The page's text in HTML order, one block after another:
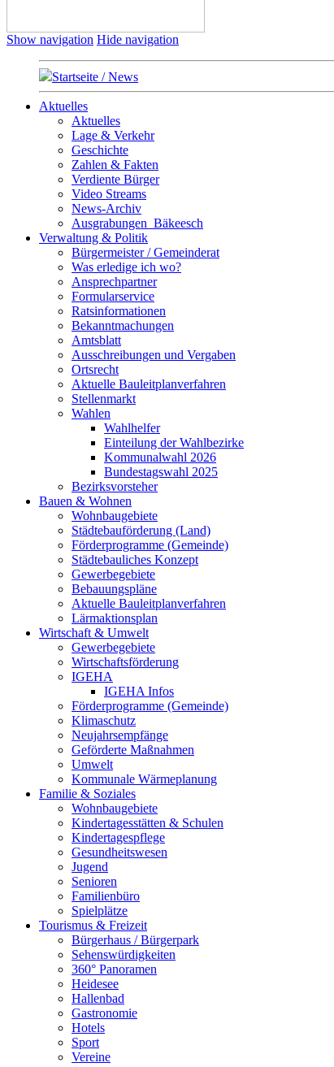
Show navigation Hide navigation
Startseite / News
Aktuelles
Aktuelles
Lage & Verkehr
Geschichte
Zahlen & Fakten
Verdiente Bürger
Video Streams
News-Archiv
Ausgrabungen_Bäkeesch
Verwaltung & Politik
Bürgermeister / Gemeinderat
Was erledige ich wo?
Ansprechpartner
Formularservice
Ratsinformationen
Bekanntmachungen
Amtsblatt
Ausschreibungen und Vergaben
Ortsrecht
Aktuelle Bauleitplanverfahren
Stellenmarkt
Wahlen
Wahlhelfer
Einteilung der Wahlbezirke
Kommunalwahl 2026
Bundestagswahl 2025
Bezirksvorsteher
Bauen & Wohnen
Wohnbaugebiete
Städtebauförderung (Land)
Förderprogramme (Gemeinde)
Städtebauliches Konzept
Gewerbegebiete
Bebauungspläne
Aktuelle Bauleitplanverfahren
Lärmaktionsplan
Wirtschaft & Umwelt
Gewerbegebiete
Wirtschaftsförderung
IGEHA
IGEHA Infos
Förderprogramme (Gemeinde)
Klimaschutz
Neujahrsempfänge
Geförderte Maßnahmen
Umwelt
Kommunale Wärmeplanung
Familie & Soziales
Wohnbaugebiete
Kindertagesstätten & Schulen
Kindertagespflege
Gesundheitswesen
Jugend
Senioren
Familienbüro
Spielplätze
Tourismus & Freizeit
Bürgerhaus / Bürgerpark
Sehenswürdigkeiten
360° Panoramen
Heidesee
Hallenbad
Gastronomie
Hotels
Sport
Vereine